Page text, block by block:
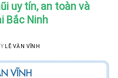
uy tín, an toàn và
Bắc Ninh
LÊ VĂN VĨNH